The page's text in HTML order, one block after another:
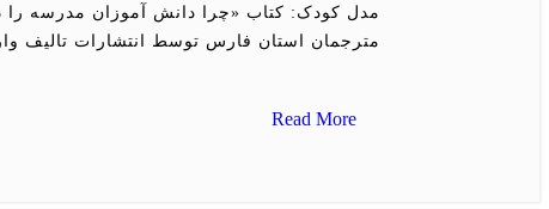
مدل کودک: کتاب «چرا دانش آموزان مدرسه را
مترجمان استان فارس توسط انتشارات تالیف
Read More